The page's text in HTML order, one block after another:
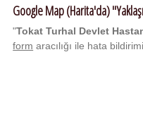
Google Map (Harita'da)
"Tokat Turhal Devlet
form aracılığı ile hata